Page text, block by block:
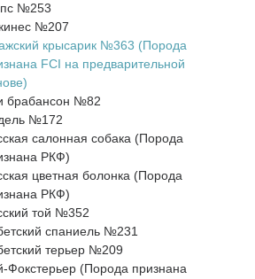
№253
№207
крысарик №363 (Порода
FCI на предварительной
брабансон №82
№172
салонная собака (Порода
РКФ)
цветная болонка (Порода
РКФ)
той №352
спаниель №231
терьер №209
Фокстерьер (Порода признана